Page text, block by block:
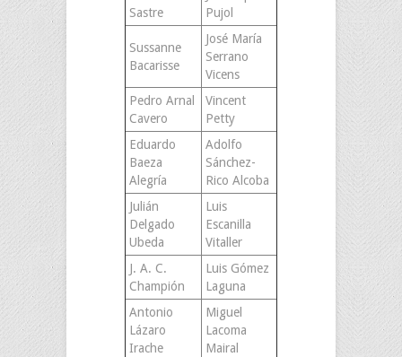
Sastre
Pujol
Sussanne
Bacarisse
José María
Serrano
Vicens
Pedro Arnal
Cavero
Vincent
Petty
Eduardo
Baeza
Alegría
Adolfo
Sánchez-
Rico Alcoba
Julián
Delgado
Ubeda
Luis
Escanilla
Vitaller
J. A. C.
Champión
Luis Gómez
Laguna
Antonio
Lázaro
Irache
Miguel
Lacoma
Mairal